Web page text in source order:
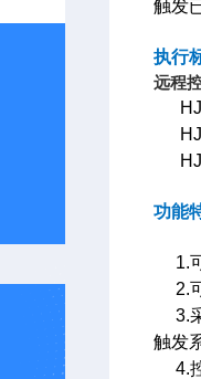
触发
执行
远程
HJ/
功能
1.
2.
3.
触发
4.